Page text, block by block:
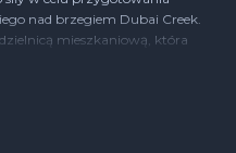
nad brzegiem Dubai Creek.
mieszkaniową, która
Deweloperzy obiecują
się tu wszystko, czego